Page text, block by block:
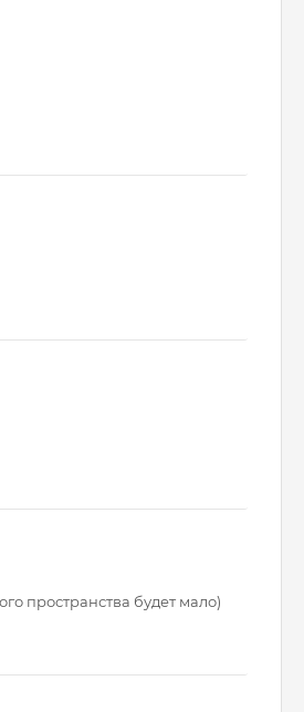
пространства будет мало)